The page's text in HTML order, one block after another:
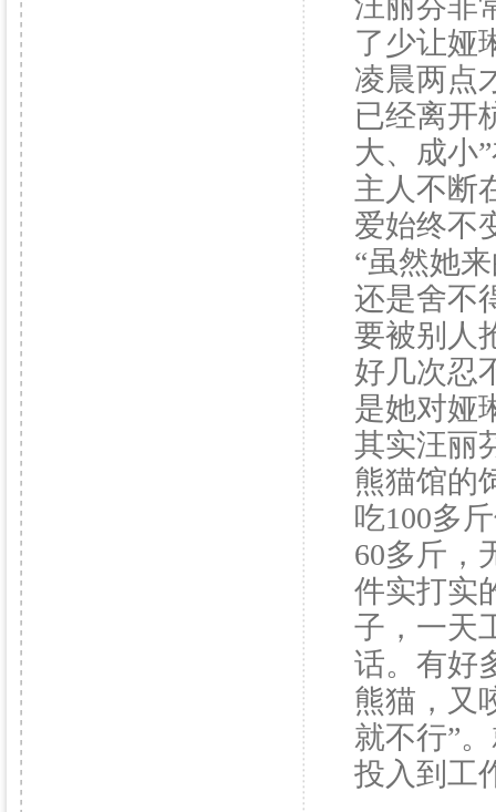
了少让娅
凌晨两点
已经离开
大、成小
主人不断
爱始终不
“虽然她
还是舍不
要被别人
好几次忍
是她对娅
其实汪丽
熊猫馆的
吃100多
60多斤，
件实打实
子，一天
话。有好
熊猫，又
就不行”
投入到工